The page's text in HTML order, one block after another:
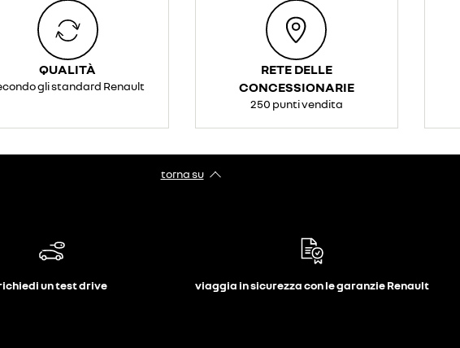
QUALITÀ
gli standard Renault
RETE DELLE
CONCESSIONARIE
250 punti vendita
torna su
un test drive viaggia in sicurezza con le garanzie Renault